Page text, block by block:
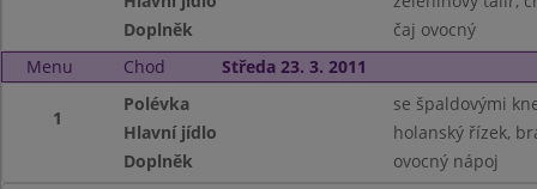
Doplněk
čaj ovocný
Menu
Chod Středa 23. 3. 2011
1
Polévka
se špaldovými
Hlavní jídlo
holanský řízek,
Doplněk
ovocný nápoj